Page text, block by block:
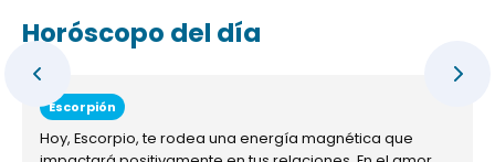
Horóscopo del día
Escorpión
Hoy, Escorpio, te rodea una energía magnética que